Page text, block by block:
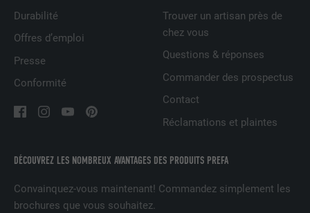
DÉCOUVREZ LES NOMBREUX AVANTAGES DES PRODUITS PREFA
Convainquez-vous maintenant! Commandez simplement les
brochures que vous souhaitez.
Durabilité
Offres d’emploi
Presse
Conformité
Trouver un artisan près de
chez vous
Questions & réponses
Commander des prospectus
Contact
Réclamations et plaintes
UserMatchHistory
FOURNISSEUR
EXPIRATION
plusieurs sites Internet afin d'afficher de
l'utilisateur.